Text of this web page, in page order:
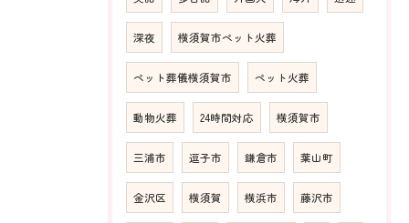
深夜 横須賀市ペット火葬
ペット葬儀横須賀市 ペット火葬
動物火葬 24時間対応 横須賀市
三浦市 逗子市 鎌倉市 葉山町
金沢区 横須賀 横浜市 藤沢市